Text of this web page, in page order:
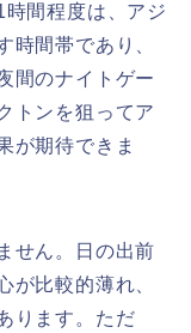
間程度は、アジ
時間帯であり、
間のナイトゲー
トンを狙ってア
が期待できま
せん。日の出前
が比較的薄れ、
ります。ただ